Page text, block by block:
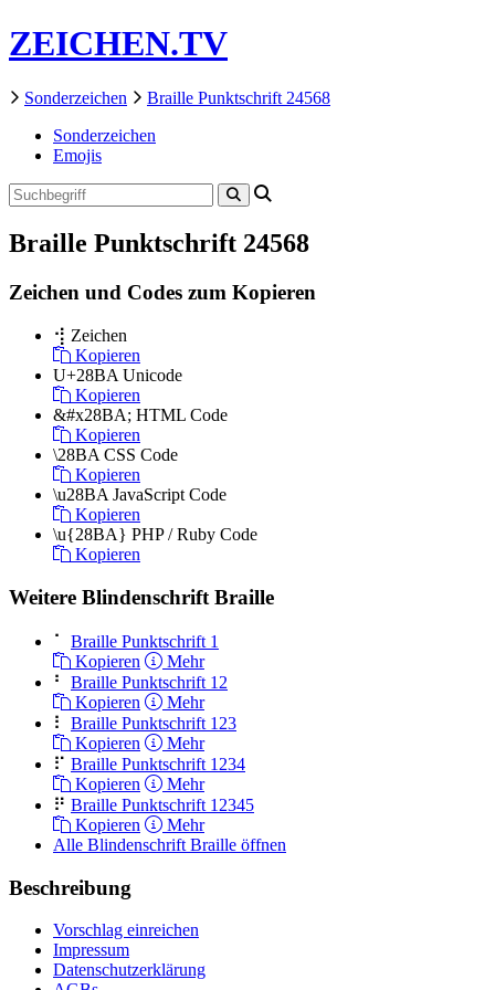
ZEICHEN.TV
Sonderzeichen
Braille Punktschrift 24568
Sonderzeichen
Emojis
Braille Punktschrift 24568
Zeichen und Codes zum Kopieren
⢺ Zeichen
Kopieren
U+28BA Unicode
Kopieren
&#x28BA; HTML Code
Kopieren
\28BA CSS Code
Kopieren
\u28BA JavaScript Code
Kopieren
\u{28BA} PHP / Ruby Code
Kopieren
Weitere Blindenschrift Braille
⠁
Braille Punktschrift 1
Kopieren
Mehr
⠃
Braille Punktschrift 12
Kopieren
Mehr
⠇
Braille Punktschrift 123
Kopieren
Mehr
⠏ Braille Punktschrift 1234
Kopieren
Mehr
⠟ Braille Punktschrift 12345
Kopieren
Mehr
Alle Blindenschrift Braille öffnen
Beschreibung
Vorschlag einreichen
Impressum
Datenschutzerklärung